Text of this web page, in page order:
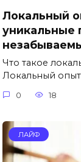
Локальный
уникальные
Что такое
Локальный
0 18
ЛАЙФ